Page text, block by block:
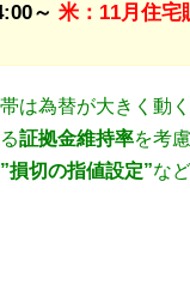
:00～ 米： 11月住宅
は為替が大きく動
証拠金維持率を考
”損切の指値設定”な